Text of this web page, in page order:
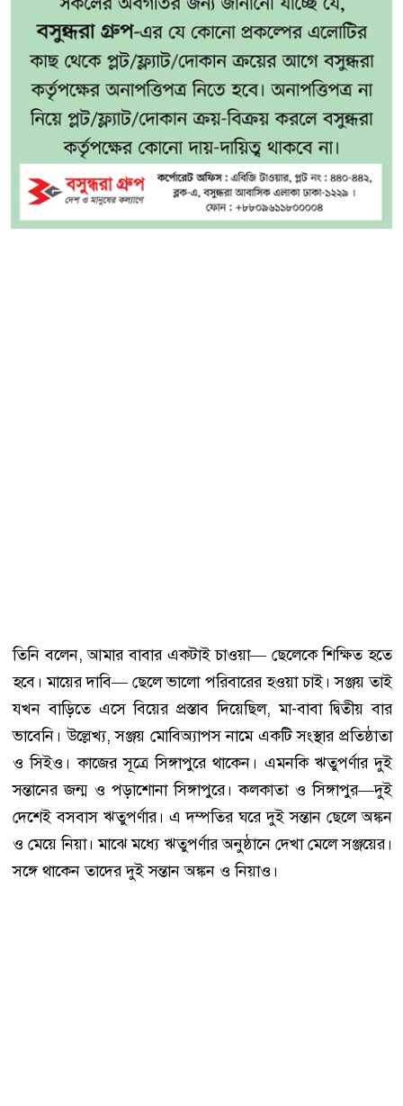
তিনি বলেন, আমার বাবার একটাই চাওয়া— ছেলেকে শিক্ষিত হতে
হবে। মায়ের দাবি— ছেলে ভালো পরিবারের হওয়া চাই। সঞ্জয় তাই
যখন বাড়িতে এসে বিয়ের প্রস্তাব দিয়েছিল, মা-বাবা দ্বিতীয় বার
ভাবেনি। উল্লেখ্য, সঞ্জয় মোবিঅ্যাপস নামে একটি সংস্থার প্রতিষ্ঠাতা
ও সিইও। কাজের সূত্রে সিঙ্গাপুরে থাকেন। এমনকি ঋতুপর্ণার দুই
সন্তানের জন্ম ও পড়াশোনা সিঙ্গাপুরে। কলকাতা ও সিঙ্গাপুর—দুই
দেশেই বসবাস ঋতুপর্ণার। এ দম্পতির ঘরে দুই সন্তান ছেলে অঙ্কন
ও মেয়ে নিয়া। মাঝে মধ্যে ঋতুপর্ণার অনুষ্ঠানে দেখা মেলে সঞ্জয়ের।
সঙ্গে থাকেন তাদের দুই সন্তান অঙ্কন ও নিয়াও।